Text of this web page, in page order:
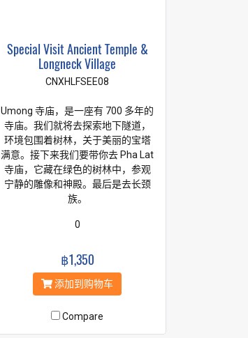
Special Visit Ancient Temple &
Longneck Village
CNXHLFSEE08
Umong 寺庙，是一座有 700 多年的
寺庙。我们就将去探索地下隧道，
环境包围着树林，关于美丽的宝塔
满意。接下来我们要带你去 Pha Lat
寺庙，它藏在绿色的树林中，参观
宁静的雕像和神殿。最后是去长颈
族。
0
฿1,350
添加到购物车
Compare